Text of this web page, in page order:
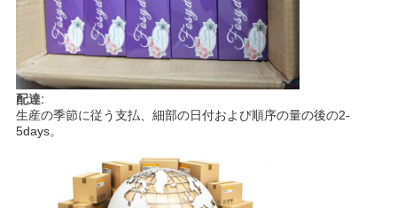
配達:
生産の季節に従う支払、細部の日付および順序の量の後の2-
5days。